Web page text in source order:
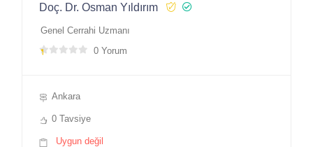
Doç. Dr. Osman Yıldırım
Genel Cerrahi Uzmanı
0 Yorum
Ankara
0 Tavsiye
Uygun değil